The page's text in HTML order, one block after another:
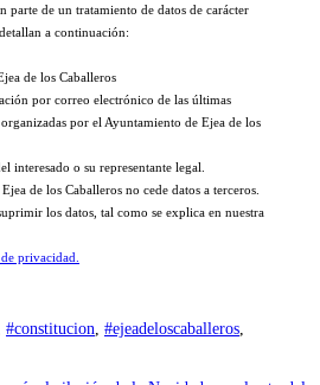
de un tratamiento de datos de carácter
a continuación:
de los Caballeros
por correo electrónico de las últimas
por el Ayuntamiento de Ejea de los
interesado o su representante legal.
de los Caballeros no cede datos a terceros.
los datos, tal como se explica en nuestra
privacidad.
#constitucion #ejeadeloscaballeros